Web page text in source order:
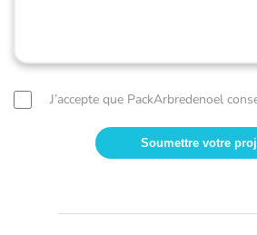
J’accepte que PackArbredenoel